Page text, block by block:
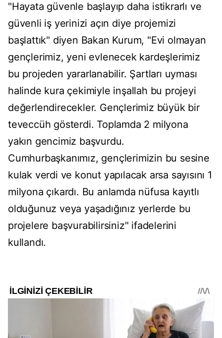
"Hayata güvenle başlayıp daha istikrarlı ve
güvenli iş yerinizi açın diye projemizi
başlattık" diyen Bakan Kurum, "Evi olmayan
gençlerimiz, yeni evlenecek kardeşlerimiz
bu projeden yararlanabilir. Şartları uyması
halinde kura çekimiyle inşallah bu projeyi
değerlendirecekler. Gençlerimiz büyük bir
teveccüh gösterdi. Toplamda 2 milyona
yakın gencimiz başvurdu.
Cumhurbaşkanımız, gençlerimizin bu sesine
kulak verdi ve konut yapılacak arsa sayısını 1
milyona çıkardı. Bu anlamda nüfusa kayıtlı
olduğunuz veya yaşadığınız yerlerde bu
projelere başvurabilirsiniz" ifadelerini
kullandı.